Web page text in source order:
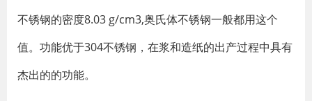
不锈钢的密度8.03 g/cm3,奥氏体不锈钢一般都用这个
值。功能优于304不锈钢，在浆和造纸的出产过程中具有
杰出的的功能。